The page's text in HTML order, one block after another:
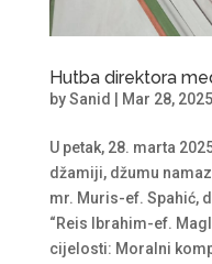
Hutba direktora
bySanid Mar 28, 2025
U petak, 28. marta
džamiji, džumu
mr. Muris-ef. Spahić,
“Reis Ibrahim-ef.
cijelosti: Moralni